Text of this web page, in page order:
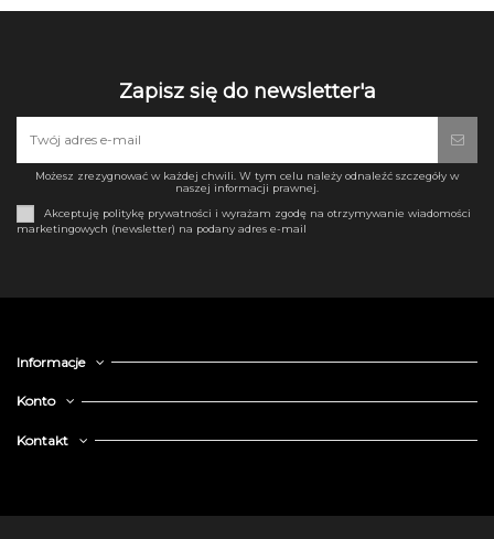
Zapisz się do newsletter'a
Możesz zrezygnować w każdej chwili. W tym celu należy odnaleźć szczegóły w
naszej informacji prawnej.
Akceptuję politykę prywatności i wyrażam zgodę na otrzymywanie wiadomości
marketingowych (newsletter) na podany adres e-mail
Informacje
Konto
Kontakt